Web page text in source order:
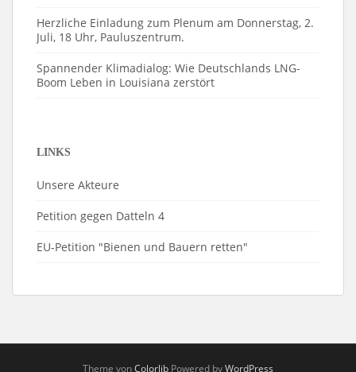
Herzliche Einladung zum Plenum am Donnerstag, 2.
Juli, 18 Uhr, Pauluszentrum.
Spannender Klimadialog: Wie Deutschlands LNG-
Boom Leben in Louisiana zerstört
LINKS
Unsere Akteure
Petition gegen Datteln 4
EU-Petition "Bienen und Bauern retten"
Theme vonColorlib Powered byWordPress